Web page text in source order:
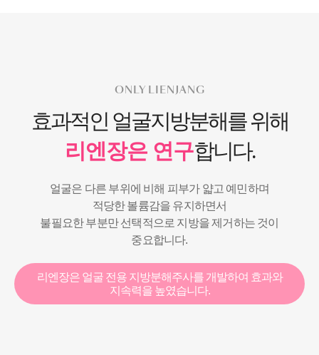
ONLY LIENJANG
효과적인 얼굴지방분해를 위해
리엔장은 연구합니다.
얼굴은 다른 부위에 비해 피부가 얇고 예민하며
적당한 볼륨감을 유지하면서
불필요한 부분만 선택적으로 지방을 제거하는 것이
중요합니다.
리엔장은 얼굴 전용 지방분해주사를 개발하여 효과와
지속력을 높였습니다.